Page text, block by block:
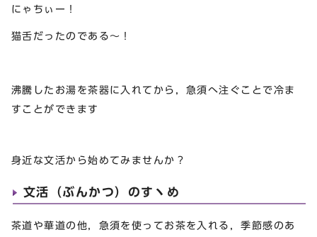
にゃちぃー！
猫舌だったのである～！
沸騰したお湯を茶器に入れてから，急須へ注ぐことで冷ま
すことができます
身近な文活から始めてみませんか？
文活（ぶんかつ）のすヽめ
茶道や華道の他，急須を使ってお茶を入れる，季節感のあ